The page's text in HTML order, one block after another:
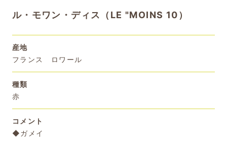
ル・モワン・ディス（LE "MOINS 10）
産地
フランス ロワール
種類
赤
コメント
◆ガメイ